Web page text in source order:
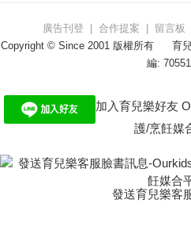
廣告刊登 合作提案 留言板
Copyright © Since 2001 版權所有
育
編:
加入育兒樂好友
護/烹飪媒
發送育兒樂客